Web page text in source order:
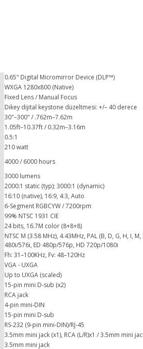
0.65" Digital Micromirror Device (DLP™)
WXGA 1280x800 (Native)
Fixed Lens / Manual Focus
Dikey dijital keystone düzeltmesi: +/– 40 derece
30"–300" / .762m–7.62m
1.05ft–10.37ft / 0.32m–3.16m
0.5:1
210 watt
4000 / 6000 hours
3000 lumens
2000:1 static (typ); 3000:1 (dynamic)
16:10 (native), 16:9, 4:3, Auto
6-Segment RGBCYW / 7200rpm
99% NTSC 1931 CIE
24 bits, 16.7M color (8+8+8)
NTSC M (3.58 MHz), 4.43MHz, PAL (B, D, G, H, I, M,
480i/576i, ED 480p/576p, HD 720p/1080i
Fh: 31–100KHz, Fv: 48–120Hz
VGA - UXGA
Up to UXGA (scaled)
15-pin mini D-sub (x2)
RCA jack
4-pin mini-DIN
15-pin mini D-sub
RS-232 (9-pin mini-DIN)/RJ-45
3.5mm mini jack (x1), RCA (L/R)x1 / 3.5mm mini
3.5mm mini jack